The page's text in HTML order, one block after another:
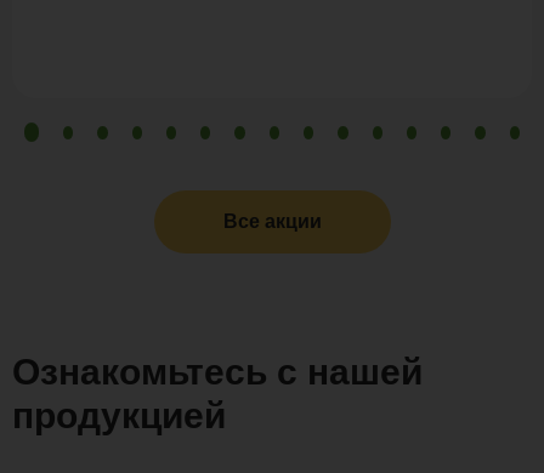
Все акции
Ознакомьтесь с нашей
продукцией